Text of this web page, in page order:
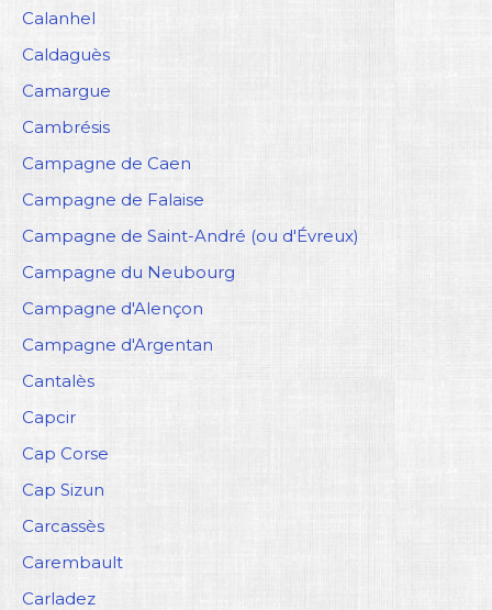
Calanhel
Caldaguès
Camargue
Cambrésis
Campagne de Caen
Campagne de Falaise
Campagne de Saint-André (ou d'Évreux)
Campagne du Neubourg
Campagne d'Alençon
Campagne d'Argentan
Cantalès
Capcir
Cap Corse
Cap Sizun
Carcassès
Carembault
Carladez